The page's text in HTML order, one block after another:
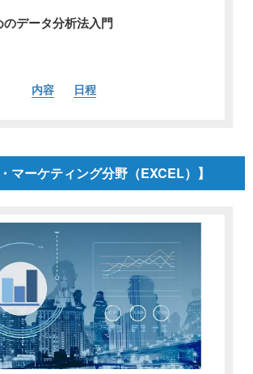
データ分析法入門
内容
日程
マーケティング分野（EXCEL）】